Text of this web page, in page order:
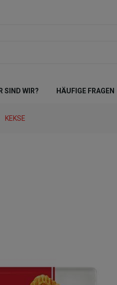
SIND WIR? HÄUFIGE FRAGEN
KEKSE